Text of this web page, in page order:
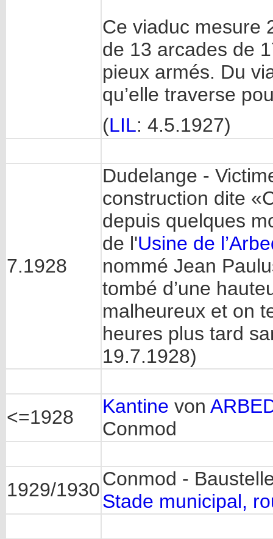
Ce viaduc mesure
de 13 arcades de
pieux armés. Du
qu’elle traverse
(LIL: 4.5.1927)
7.1928
Dudelange -
construction dite
depuis quelques
de l'Usine de
nommé Jean
tombé d’une
malheureux et on
heures plus tard
19.7.1928)
<=1928 Kantine von
Conmod
1929/1930Conmod -
Stade municipal,